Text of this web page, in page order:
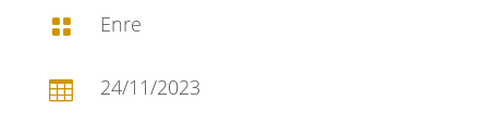
 Enre
 24/11/2023